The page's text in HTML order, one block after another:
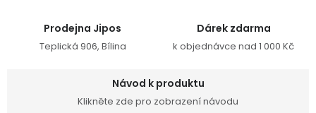
Prodejna Jipos
Teplická 906, Bílina
Dárek zdarma
k objednávce nad 1 000 Kč
Návod k produktu
Klikněte zde pro zobrazení návodu